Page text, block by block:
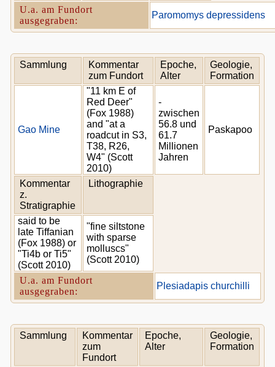
U.a. am Fundort
ausgegraben:
Paromomys depressidens
Sammlung
Kommentar
zum Fundort
Epoche,
Alter
Geologie,
Formation
Gao Mine
"11 km E of
Red Deer"
(Fox 1988)
and "at a
roadcut in S3,
T38, R26,
W4" (Scott
2010)
-
zwischen
56.8 und
61.7
Millionen
Jahren
Paskapoo
Kommentar
z.
Stratigraphie
Lithographie
said to be
late Tiffanian
(Fox 1988) or
"Ti4b or Ti5"
(Scott 2010)
"fine siltstone
with sparse
molluscs"
(Scott 2010)
U.a. am Fundort
ausgegraben:
Plesiadapis churchilli
Sammlung
Kommentar
zum
Fundort
Epoche,
Alter
Geologie,
Formation